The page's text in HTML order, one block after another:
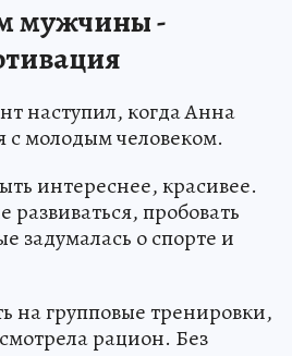
мужчины -
наступил, когда Анна
с молодым человеком.
интереснее, красивее.
пробовать
задумалась о спорте и
на групповые тренировки,
рацион. Без